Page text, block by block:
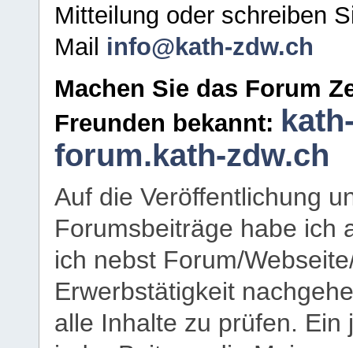
Mitteilung oder schreiben
Mail info@kath-zdw.ch
Machen Sie das Forum
Freunden bekannt:
forum.kath-zdw.ch
Auf die Veröffentlichung
Forumsbeiträge habe ich
ich nebst Forum/
Erwerbstätigkeit
alle Inhalte zu prüfen.